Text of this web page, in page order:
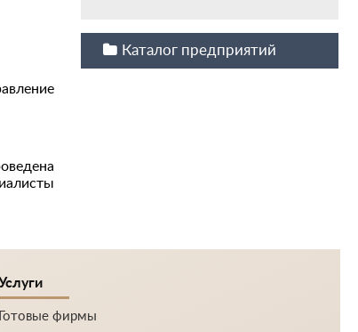
Каталог предприятий
Готовые фирмы